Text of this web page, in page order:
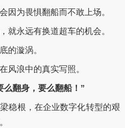
因为畏惧翻船而不敢上场。
就永远有换道超车的机会。
的漩涡。
风浪中的真实写照。
么翻身，要么翻船！”
稳根，在企业数字化转型的艰